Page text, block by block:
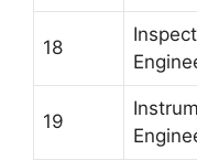
18
19